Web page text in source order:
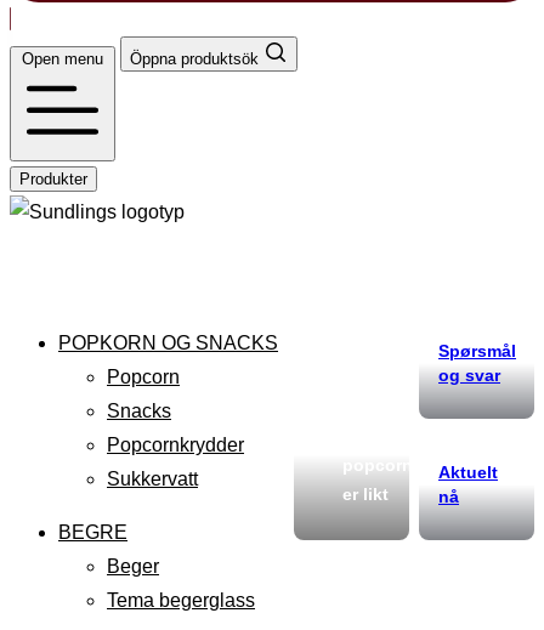
Open menu Öppna produktsök
Produkter
POPKORN OG SNACKS
Popcorn
Snacks
Popcornkrydder
Sukkervatt
BEGRE
Beger
Tema begerglass
er likt
Spørsmål
og svar
Aktuelt
nå